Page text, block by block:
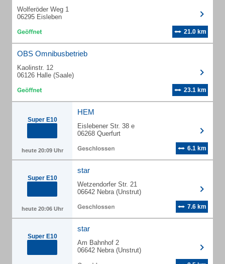
Wolferöder Weg 1
06295 Eisleben
21.0 km
OBS Omnibusbetrieb
Kaolinstr. 12
06126 Halle (Saale)
23.1 km
Super E10
heute 20:09 Uhr
HEM
Eislebener Str. 38 e
06268 Querfurt
6.1 km
Super E10
heute 20:06 Uhr
star
Wetzendorfer Str. 21
06642 Nebra (Unstrut)
7.6 km
Super E10
star
Am Bahnhof 2
06642 Nebra (Unstrut)